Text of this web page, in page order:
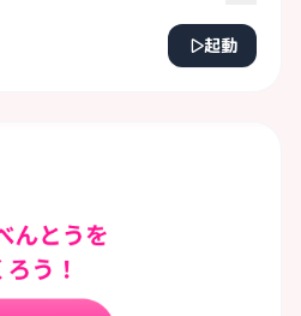
起動